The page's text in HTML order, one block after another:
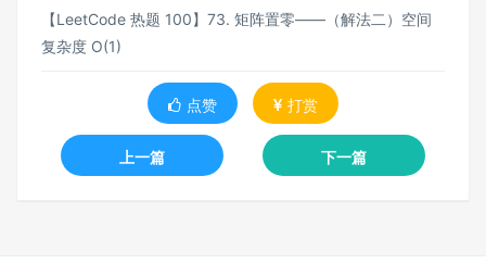
【LeetCode 热题 100】73. 矩阵置零——（解法二）空间
复杂度 O(1)
点赞 打赏
上一篇 下一篇